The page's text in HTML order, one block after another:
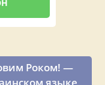
Роком! —